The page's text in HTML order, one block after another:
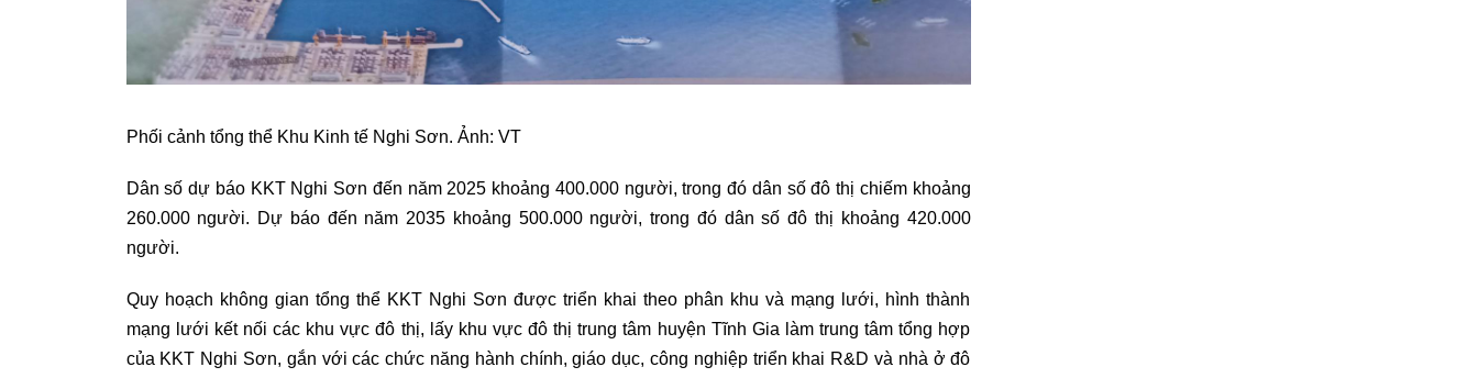
Phối cảnh tổng thể Khu Kinh tế Nghi Sơn. Ảnh: VT
Dân số dự báo KKT Nghi Sơn đến năm 2025 khoảng 400.000 người, trong đó dân số đô thị chiếm khoảng
260.000 người. Dự báo đến năm 2035 khoảng 500.000 người, trong đó dân số đô thị khoảng 420.000
người.
Quy hoạch không gian tổng thể KKT Nghi Sơn được triển khai theo phân khu và mạng lưới, hình thành
mạng lưới kết nối các khu vực đô thị, lấy khu vực đô thị trung tâm huyện Tĩnh Gia làm trung tâm tổng hợp
của KKT Nghi Sơn, gắn với các chức năng hành chính, giáo dục, công nghiệp triển khai R&D và nhà ở đô